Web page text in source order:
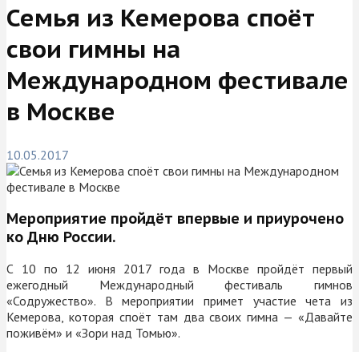
Семья из Кемерова споёт
свои гимны на
Международном фестивале
в Москве
10.05.2017
Мероприятие пройдёт впервые и приурочено
ко Дню России.
С 10 по 12 июня 2017 года в Москве пройдёт первый
ежегодный Международный фестиваль гимнов
«Содружество». В мероприятии примет участие чета из
Кемерова, которая споёт там два своих гимна — «Давайте
поживём» и «Зори над Томью».